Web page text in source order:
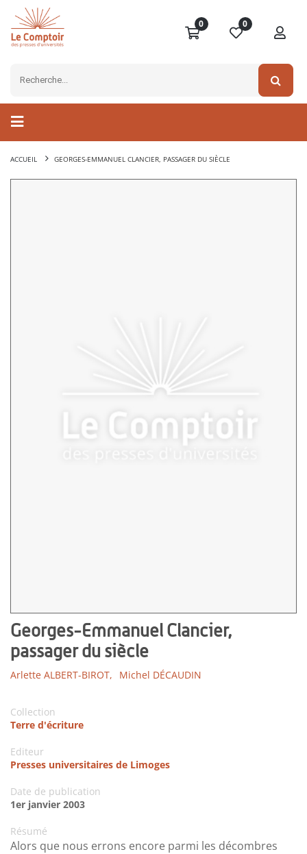
0 0
ACCUEIL GEORGES-EMMANUEL CLANCIER, PASSAGER DU SIÈCLE
Georges-Emmanuel Clancier,
passager du siècle
Arlette ALBERT-BIROT, Michel DÉCAUDIN
Collection
Terre d'écriture
Editeur
Presses universitaires de Limoges
Date de publication
1er janvier 2003
Résumé
Alors que nous errons encore parmi les décombres